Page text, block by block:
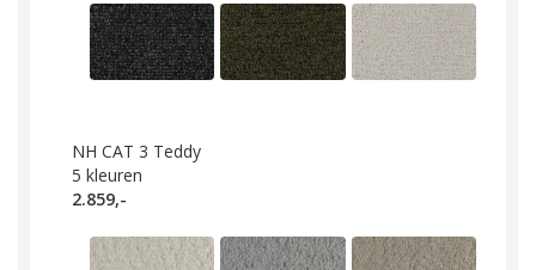
NH CAT 3 Teddy
5 kleuren
2.859,-